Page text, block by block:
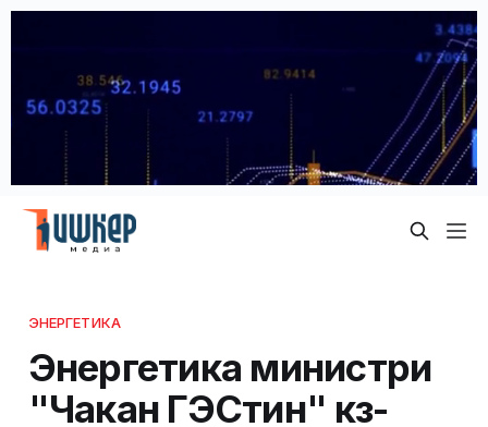
ЭНЕРГЕТИКА
Энергетика министри
"Чакан ГЭСтин" күз-